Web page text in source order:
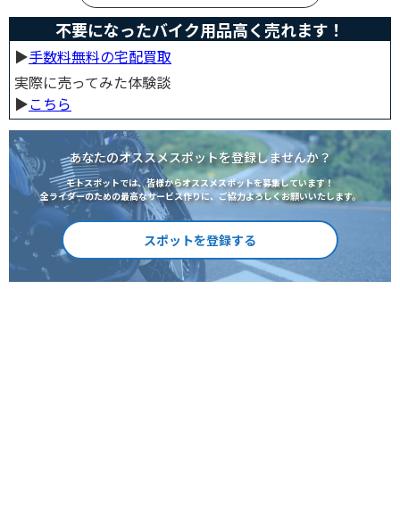
不要になったバイク用品高く売れます！
▶︎手数料無料の宅配買取
実際に売ってみた体験談
▶︎こちら
あなたのオススメスポットを登録しませんか？
モトスポットでは、皆様からオススメスポットを募集しています！
全ライダーのための最高なサービス作りに、ご協力よろしくお願いいたします。
スポットを登録する